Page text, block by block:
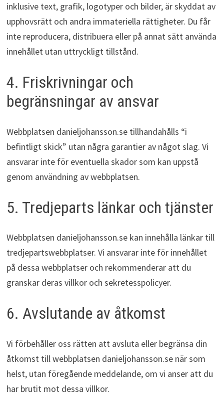
inklusive text, grafik, logotyper och bilder, är skyddat av
upphovsrätt och andra immateriella rättigheter. Du får
inte reproducera, distribuera eller på annat sätt använda
innehållet utan uttryckligt tillstånd.
4. Friskrivningar och
begränsningar av ansvar
Webbplatsen danieljohansson.se tillhandahålls “i
befintligt skick” utan några garantier av något slag. Vi
ansvarar inte för eventuella skador som kan uppstå
genom användning av webbplatsen.
5. Tredjeparts länkar och tjänster
Webbplatsen danieljohansson.se kan innehålla länkar till
tredjepartswebbplatser. Vi ansvarar inte för innehållet
på dessa webbplatser och rekommenderar att du
granskar deras villkor och sekretesspolicyer.
6. Avslutande av åtkomst
Vi förbehåller oss rätten att avsluta eller begränsa din
åtkomst till webbplatsen danieljohansson.se när som
helst, utan föregående meddelande, om vi anser att du
har brutit mot dessa villkor.